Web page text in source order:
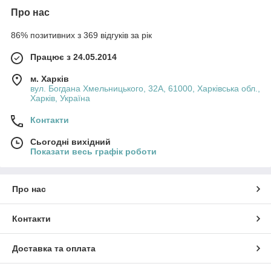
Про нас
86% позитивних з 369 відгуків за рік
Працює з 24.05.2014
м. Харків
вул. Богдана Хмельницького, 32А, 61000, Харківська обл.,
Харків, Україна
Контакти
Сьогодні вихідний
Показати весь графік роботи
Про нас
Контакти
Доставка та оплата